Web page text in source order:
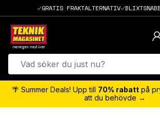
GRATIS FRAKTALTERNATIV
🌴 Summer Deals! Upp till 70% rabatt på
att du behövde →